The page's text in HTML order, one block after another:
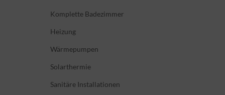
Komplette Badezimmer
Heizung
Wärmepumpen
Solarthermie
Sanitäre Installationen